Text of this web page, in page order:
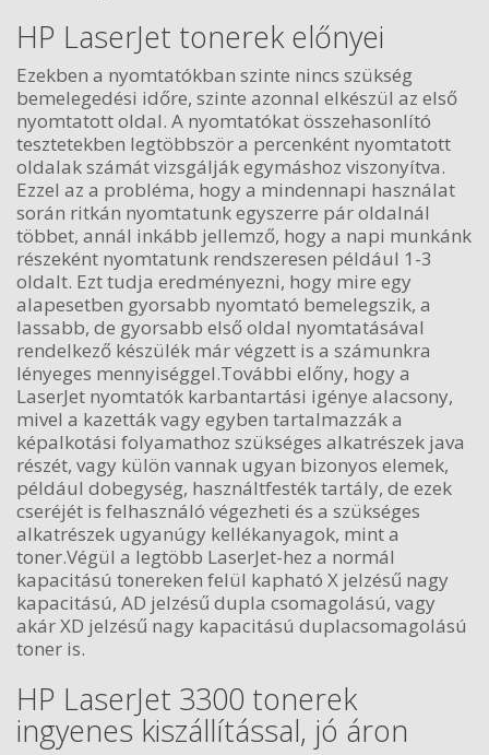
HP LaserJet tonerek előnyei
Ezekben a nyomtatókban szinte nincs szükség
bemelegedési időre, szinte azonnal elkészül az első
nyomtatott oldal. A nyomtatókat összehasonlító
tesztetekben legtöbbször a percenként nyomtatott
oldalak számát vizsgálják egymáshoz viszonyítva.
Ezzel az a probléma, hogy a mindennapi használat
során ritkán nyomtatunk egyszerre pár oldalnál
többet, annál inkább jellemző, hogy a napi munkánk
részeként nyomtatunk rendszeresen például 1-3
oldalt. Ezt tudja eredményezni, hogy mire egy
alapesetben gyorsabb nyomtató bemelegszik, a
lassabb, de gyorsabb első oldal nyomtatásával
rendelkező készülék már végzett is a számunkra
lényeges mennyiséggel.További előny, hogy a
LaserJet nyomtatók karbantartási igénye alacsony,
mivel a kazetták vagy egyben tartalmazzák a
képalkotási folyamathoz szükséges alkatrészek java
részét, vagy külön vannak ugyan bizonyos elemek,
például dobegység, használtfesték tartály, de ezek
cseréjét is felhasználó végezheti és a szükséges
alkatrészek ugyanúgy kellékanyagok, mint a
toner.Végül a legtöbb LaserJet-hez a normál
kapacitású tonereken felül kapható X jelzésű nagy
kapacitású, AD jelzésű dupla csomagolású, vagy
akár XD jelzésű nagy kapacitású duplacsomagolású
toner is.
HP LaserJet 3300 tonerek
ingyenes kiszállítással, jó áron